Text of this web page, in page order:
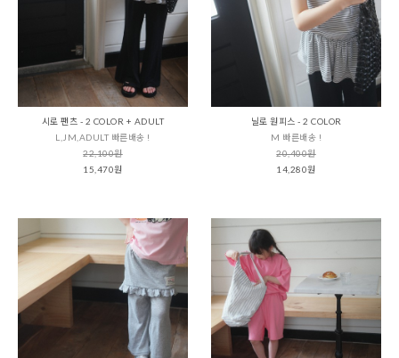
시로 팬츠 - 2 COLOR + ADULT
L,JM,ADULT 빠른배송 !
22,100원
15,470원
닐로 원피스 - 2 COLOR
M 빠른배송 !
20,400원
14,280원